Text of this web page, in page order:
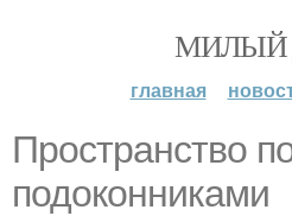
МИЛЫЙ
главная
Пространство
подоконниками